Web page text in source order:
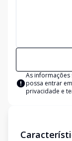
As
possa entrar
privacidade e